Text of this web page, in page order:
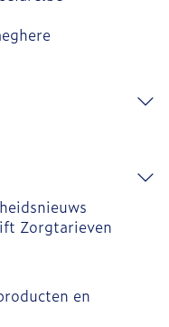
Zorgtarieven
en